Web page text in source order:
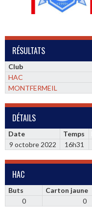
RÉSULTATS
Club
HAC
MONTFERMEIL
DÉTAILS
Date Temps
9 octobre 2022
16h31
HAC
Buts Carton jaune
0
0